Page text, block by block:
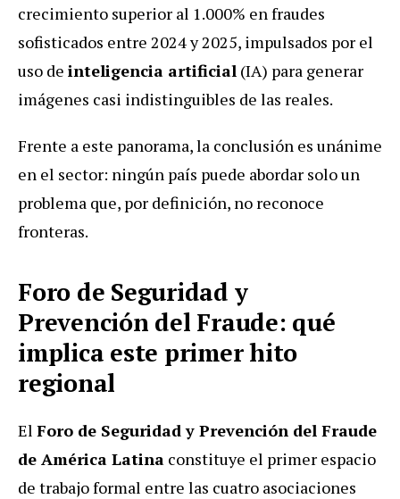
crecimiento superior al 1.000% en fraudes
sofisticados entre 2024 y 2025, impulsados por el
uso de inteligencia artificial (IA) para generar
imágenes casi indistinguibles de las reales.
Frente a este panorama, la conclusión es unánime
en el sector: ningún país puede abordar solo un
problema que, por definición, no reconoce
fronteras.
Foro de Seguridad y
Prevención del Fraude: qué
implica este primer hito
regional
El Foro de Seguridad y Prevención del Fraude
de América Latina constituye el primer espacio
de trabajo formal entre las cuatro asociaciones